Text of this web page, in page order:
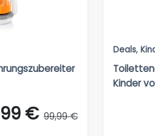
€ 99,99 €
Deals,
Kinder